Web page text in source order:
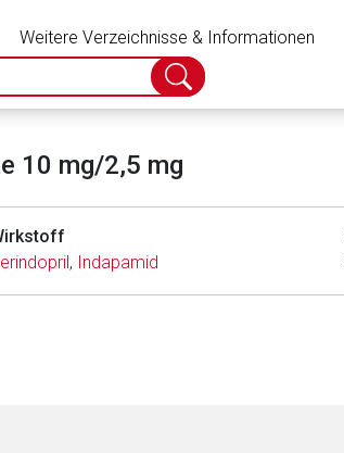
Weitere Verzeichnisse & Informationen
Suche
abschicken
10 mg/2,5 mg
, Indapamid